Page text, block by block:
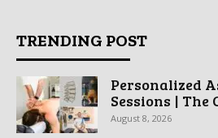
TRENDING POST
Personalized
Sessions |
August 8, 2026